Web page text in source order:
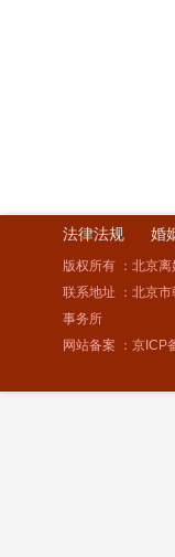
法律法规 婚
版权所有 ：北京
联系地址 ：北京
事务所
网站备案 ： 京ICP